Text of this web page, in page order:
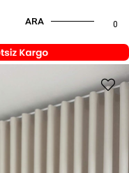
0
ARA